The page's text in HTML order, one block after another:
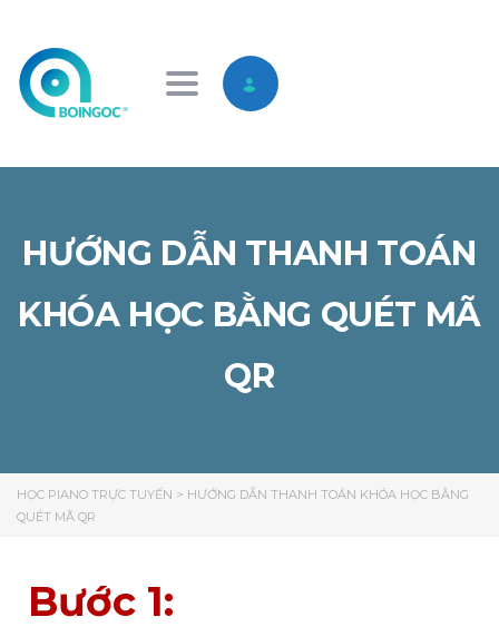
Toggle navigation
HƯỚNG DẪN THANH TOÁN
KHÓA HỌC BẰNG QUÉT MÃ
QR
HỌC PIANO TRỰC TUYẾN > HƯỚNG DẪN THANH TOÁN KHÓA HỌC BẰNG
QUÉT MÃ QR
Bước 1: